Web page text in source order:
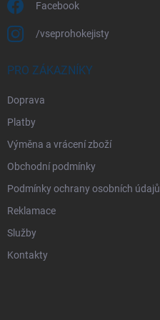
Facebook
/vseprohokejisty
PRO ZÁKAZNÍKY
Doprava
Platby
Výměna a vrácení zboží
Obchodní podmínky
Podmínky ochrany osobních údajů
Reklamace
Služby
Kontakty